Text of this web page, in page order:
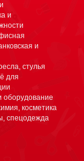
и
и
стулья
для
оборудование
косметика
спецодежда